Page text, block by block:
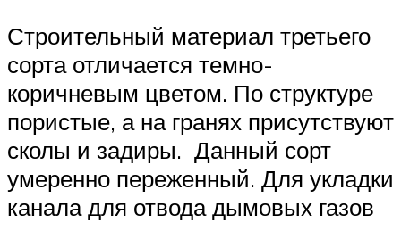
Строительный материал третьего
сорта отличается темно-
коричневым цветом. По структуре
пористые, а на гранях присутствуют
сколы и задиры. Данный сорт
умеренно переженный. Для укладки
канала для отвода дымовых газов